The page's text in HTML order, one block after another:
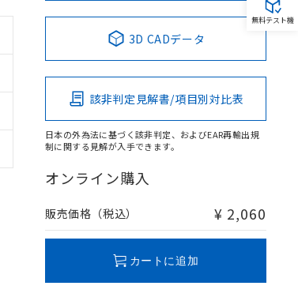
3D CADデータ
該非判定見解書/項目別対比表
日本の外為法に基づく該非判定、およびEAR再輸出規
制に関する見解が入手できます。
オンライン購入
販売価格（税込） ¥ 2,060
カートに追加
無料テスト機